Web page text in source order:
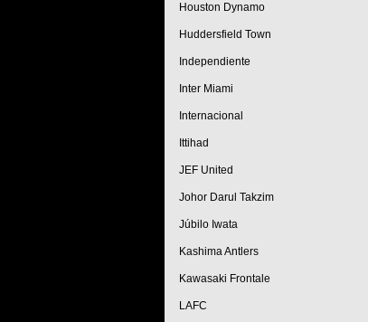
Houston Dynamo
Huddersfield Town
Independiente
Inter Miami
Internacional
Ittihad
JEF United
Johor Darul Takzim
Júbilo Iwata
Kashima Antlers
Kawasaki Frontale
LAFC